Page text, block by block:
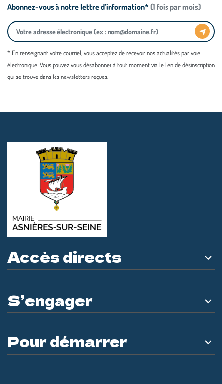
Abonnez-vous à notre lettre d’information* (1 fois par mois)
* En renseignant votre courriel, vous acceptez de recevoir nos actualités par voie
électronique. Vous pouvez vous désabonner à tout moment via le lien de désinscription
qui se trouve dans les newsletters reçues.
Accès directs
S’engager
Pour démarrer